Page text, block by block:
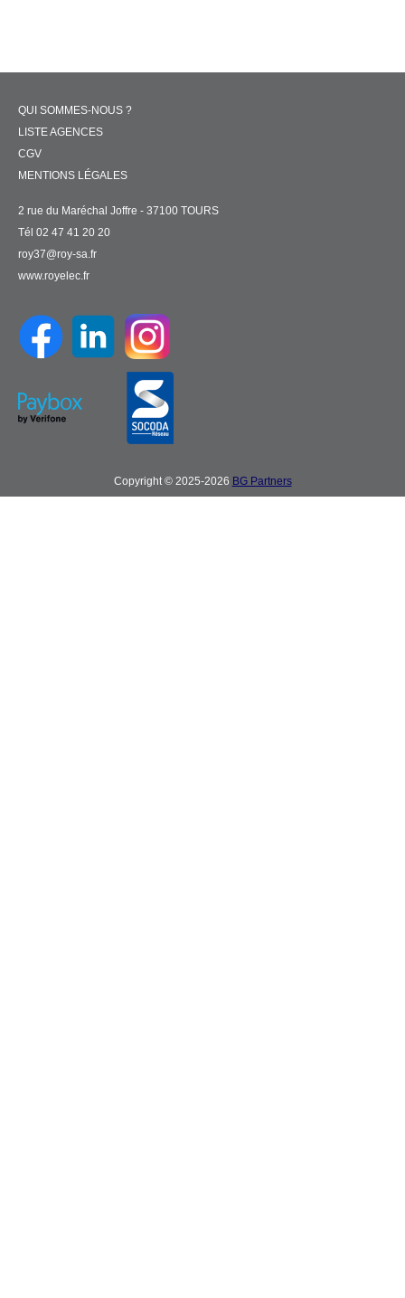
QUI SOMMES-NOUS ?
LISTE AGENCES
CGV
MENTIONS LÉGALES
2 rue du Maréchal Joffre - 37100 TOURS
Tél 02 47 41 20 20
roy37@roy-sa.fr
www.royelec.fr
Copyright © 2025-2026 BG Partners